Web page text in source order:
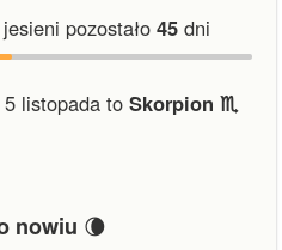
pozostało 45 dni
listopada to Skorpion ♏︎
nowiu 🌘